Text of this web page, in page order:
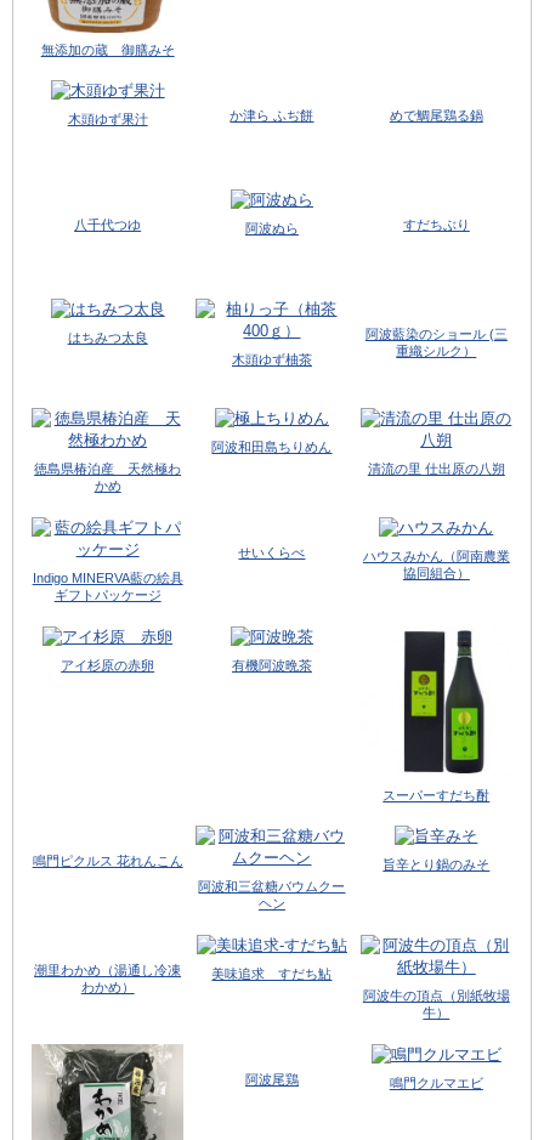
無添加の蔵 御膳みそ
木頭ゆず果汁 か津ら ふぢ餅 めで鯛尾鶏る鍋
八千代つゆ 阿波ぬら すだちぶり
はちみつ太良
木頭ゆず柚茶
阿波藍染のショール (三
重織シルク）
徳島県椿泊産 天然極わ
かめ
阿波和田島ちりめん
清流の里 仕出原の八朔
Indigo MINERVA藍の絵具
ギフトパッケージ
せいくらべ
ハウスみかん（阿南農業
協同組合）
アイ杉原の赤卵 有機阿波晩茶
スーパーすだち酎
鳴門ピクルス 花れんこん
阿波和三盆糖バウムクー
ヘン
旨辛とり鍋のみそ
潮里わかめ（湯通し冷凍
わかめ）
美味追求 すだち鮎
阿波牛の頂点（別紙牧場
牛）
阿波尾鶏 鳴門クルマエビ